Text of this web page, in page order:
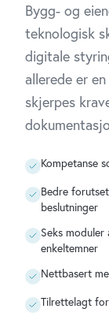
Bygg- og
teknologisk
digitale
allerede er
skjerpes
Kompetanse
Bedre
beslutninger
Seks
enkeltemner
Nettbasert
Tilrettelagt